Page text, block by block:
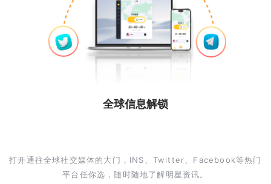
全球信息解锁
打开通往全球社交媒体的大门，INS、Twitter、Facebook等热门
平台任你选，随时随地了解明星资讯。